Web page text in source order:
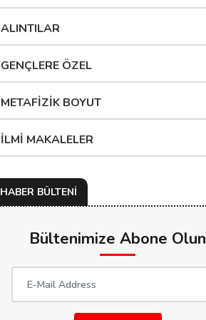
ALINTILAR
GENÇLERE ÖZEL
METAFİZİK BOYUT
İLMİ MAKALELER
HABER BÜLTENİ
Bültenimize Abone Olun